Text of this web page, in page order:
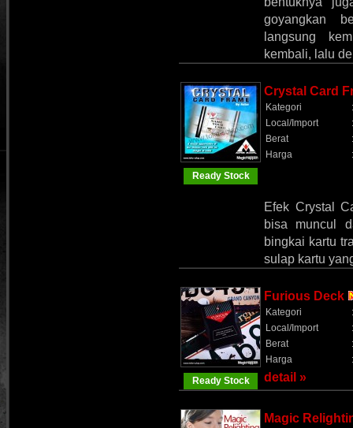
goyangkan
langsung
kembali, lalu
Ready Stock
Crystal Card
Kategori
:
Local/Import
:
Berat
:
Harga
:
Efek Crystal
bisa muncul
bingkai kartu
sulap kartu
Ready Stock
Furious Deck
Kategori
:
Local/Import
:
Berat
:
Harga
:
detail »
Magic